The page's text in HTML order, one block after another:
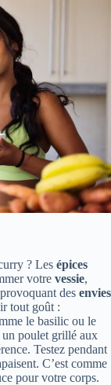
? Les épices
votre vessie,
des envies
tout goût :
le basilic ou le
un poulet grillé aux
Testez pendant
C’est comme
pour votre corps.